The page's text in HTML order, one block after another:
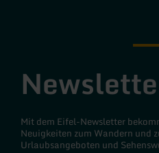
Mit dem Eifel-Newsletter
Neuigkeiten zum Wandern und
Urlaubsangeboten und